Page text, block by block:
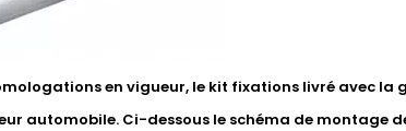
en vigueur, le kit fixations livré avec la
automobile. Ci-dessous le schéma de montage